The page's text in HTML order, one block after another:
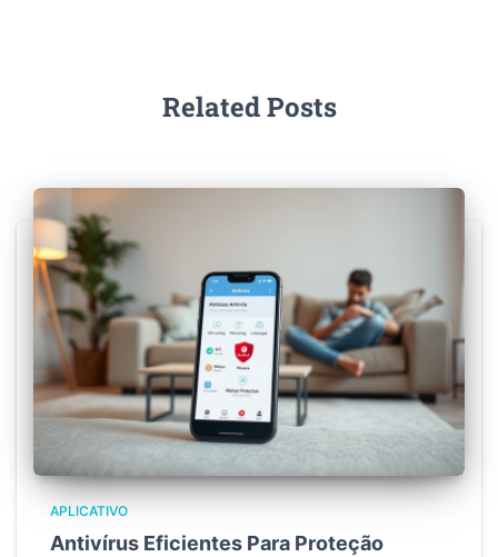
Related Posts
APLICATIVO
Antivírus Eficientes Para Proteção